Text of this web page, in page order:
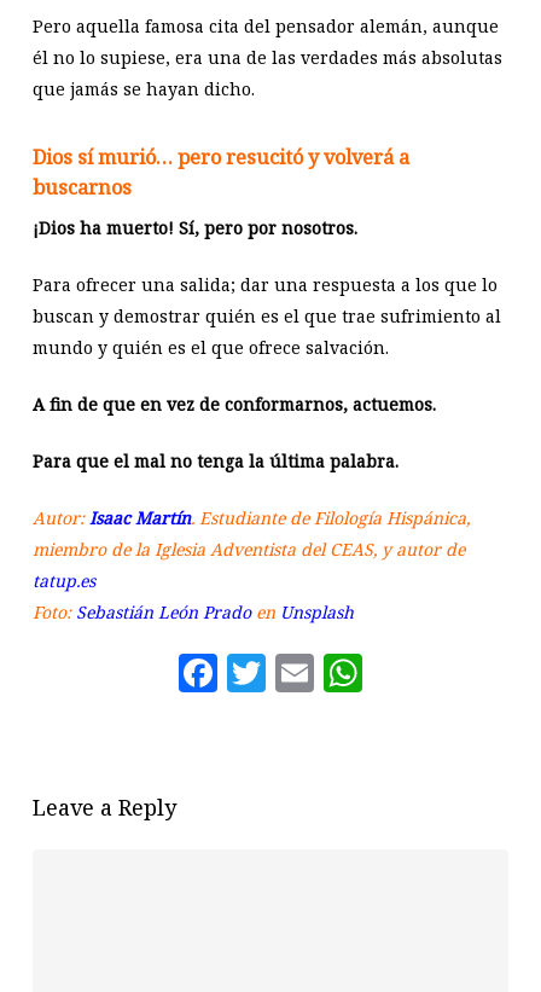
Pero aquella famosa cita del pensador alemán, aunque
él no lo supiese, era una de las verdades más absolutas
que jamás se hayan dicho.
Dios sí murió… pero resucitó y volverá a
buscarnos
¡Dios ha muerto! Sí, pero por nosotros.
Para ofrecer una salida; dar una respuesta a los que lo
buscan y demostrar quién es el que trae sufrimiento al
mundo y quién es el que ofrece salvación.
A fin de que en vez de conformarnos, actuemos.
Para que el mal no tenga la última palabra.
Autor:Isaac Martín. Estudiante de Filología Hispánica,
miembro de la Iglesia Adventista del CEAS, y autor de
tatup.es
Foto: Sebastián León Pradoen Unsplash
Facebook
Twitter
Email
Leave a Reply